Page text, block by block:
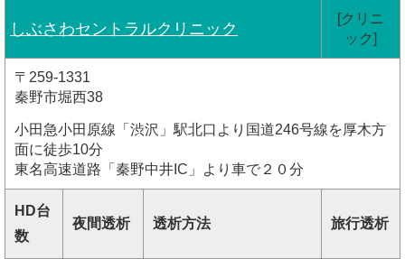
しぶさわセントラルクリニック
[クリニ
ック]
〒259-1331
秦野市堀西38
小田急小田原線「渋沢」駅北口より国道246号線を厚木方
面に徒歩10分
東名高速道路「秦野中井IC」より車で２０分
HD台
数
夜間透析 透析方法 旅行透析